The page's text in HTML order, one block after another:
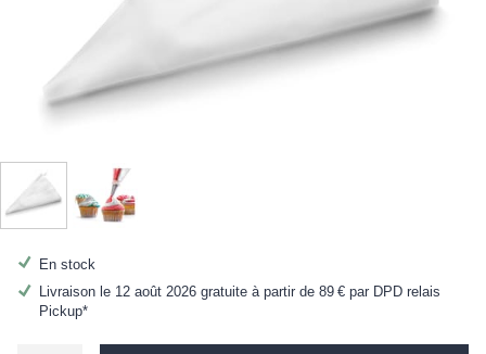
En stock
Livraison le 12 août 2026 gratuite à partir de 89 €par DPD relais
Pickup*